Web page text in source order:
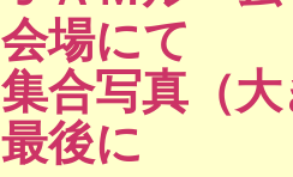
会場にて
集合写真（
最後に